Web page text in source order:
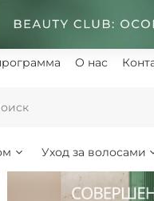
О нас
Уход за волосами